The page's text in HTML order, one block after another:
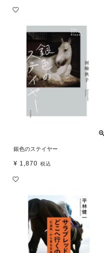
銀色のステイヤー
¥ 1,870 税込